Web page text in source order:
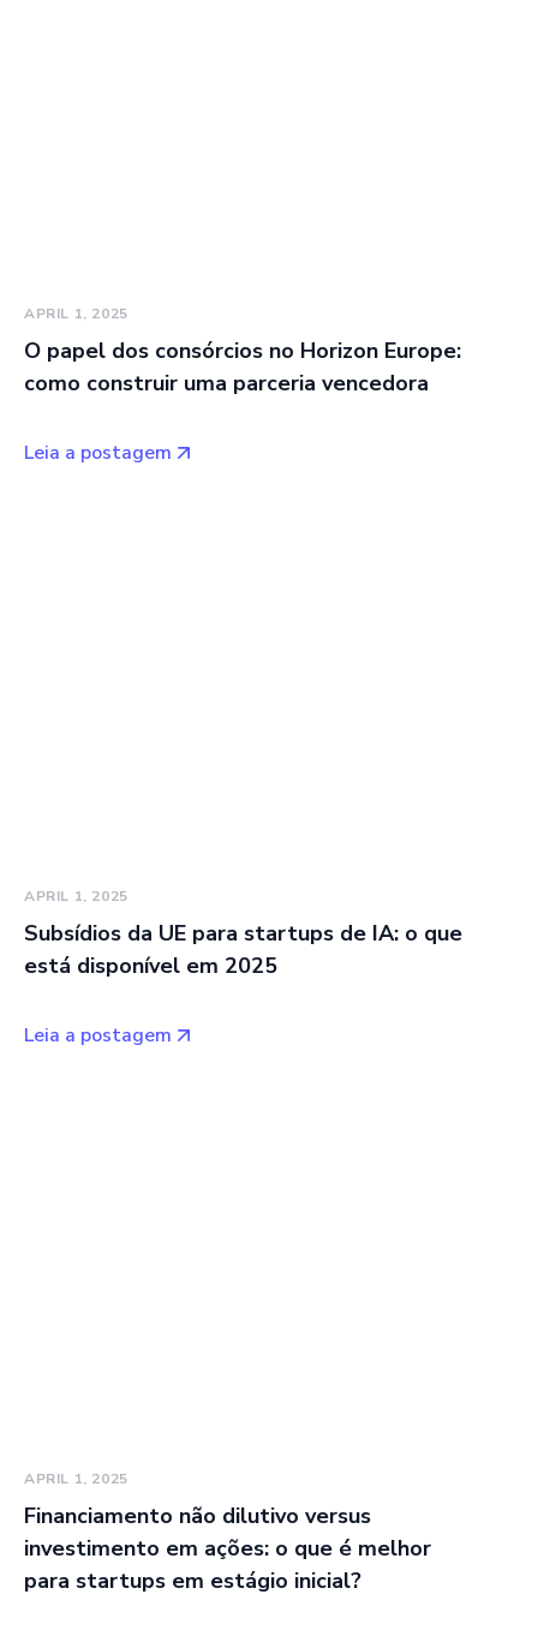
APRIL 1, 2025
O papel dos consórcios no Horizon Europe:
como construir uma parceria vencedora
Leia a postagem
APRIL 1, 2025
Subsídios da UE para startups de IA: o que
está disponível em 2025
Leia a postagem
APRIL 1, 2025
Financiamento não dilutivo versus
investimento em ações: o que é melhor
para startups em estágio inicial?